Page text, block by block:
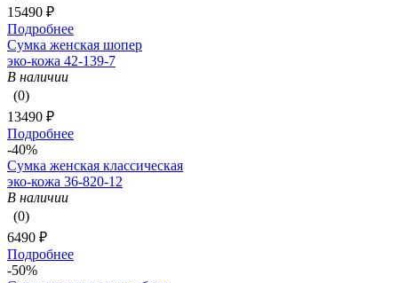
15490 ₽
Подробнее
Сумка женская шопер
эко-кожа 42-139-7
В наличии
(0)
13490 ₽
Подробнее
-40%
Сумка женская классическая
эко-кожа 36-820-12
В наличии
(0)
6490 ₽
Подробнее
-50%